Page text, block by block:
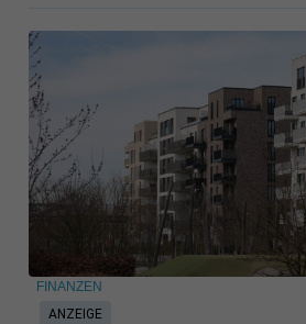
ANZEIGE
FINANZEN